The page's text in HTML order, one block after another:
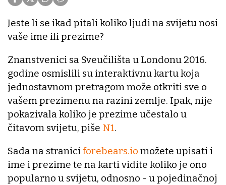
Jeste li se ikad pitali koliko ljudi na svijetu nosi
vaše ime ili prezime?
Znanstvenici sa Sveučilišta u Londonu 2016.
godine osmislili su interaktivnu kartu koja
jednostavnom pretragom može otkriti sve o
vašem prezimenu na razini zemlje. Ipak, nije
pokazivala koliko je prezime učestalo u
čitavom svijetu, piše N1.
Sada na straniciforebears.io možete upisati i
ime i prezime te na karti vidite koliko je ono
popularno u svijetu, odnosno - u pojedinačnoj